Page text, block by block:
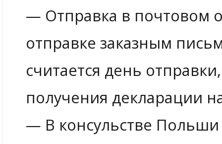
— Отправка в почтовом
отправке заказным
считается день
получения декларации
— В консульстве